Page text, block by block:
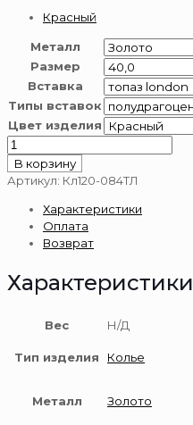
Красный
Металл
Размер
Вставка
Типы вставок
Цвет изделия
Количество
товара
Золотое
пробы
В корзину
Артикул: Кл120-084ТЛ
Характеристики
Оплата
Возврат
Характеристики
Вес Н/Д
Тип изделия Колье
Металл Золото